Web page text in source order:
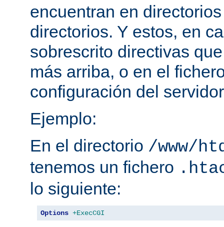
encuentran en
directorios. Y estos, en
sobrescrito directivas
más arriba, o en el
configuración del
Ejemplo:
En el directorio /www/
tenemos un fichero
lo siguiente:
Options +ExecCGI